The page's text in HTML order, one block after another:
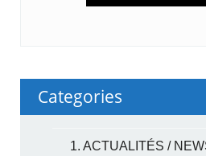
Categories
1. ACTUALITÉS /